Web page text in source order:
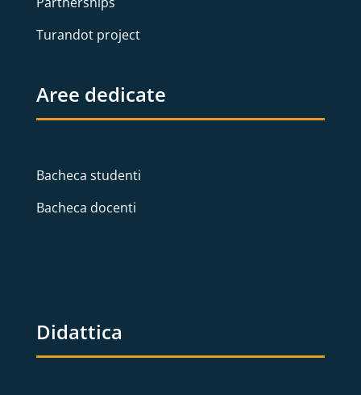
Turandot project
Aree dedicate
Bacheca studenti
Bacheca docenti
Didattica